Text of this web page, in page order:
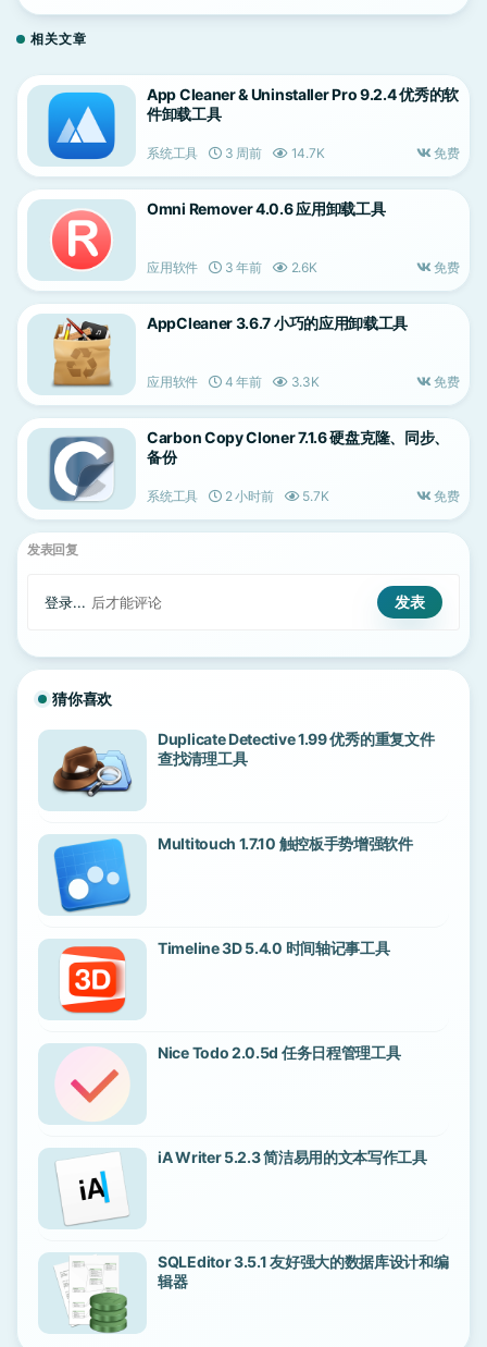
相关文章
App Cleaner & Uninstaller Pro 9.2.4 优秀的软
件卸载工具
系统工具 3 周前 14.7K 免费
Omni Remover 4.0.6 应用卸载工具
应用软件 3 年前 2.6K 免费
AppCleaner 3.6.7 小巧的应用卸载工具
应用软件 4 年前 3.3K 免费
Carbon Copy Cloner 7.1.6 硬盘克隆、同步、
备份
系统工具 2 小时前 5.7K 免费
发表回复
登录... 后才能评论
猜你喜欢
Duplicate Detective 1.99 优秀的重复文件
查找清理工具
Multitouch 1.7.10 触控板手势增强软件
Timeline 3D 5.4.0 时间轴记事工具
Nice Todo 2.0.5d 任务日程管理工具
iA Writer 5.2.3 简洁易用的文本写作工具
SQLEditor 3.5.1 友好强大的数据库设计和编
辑器